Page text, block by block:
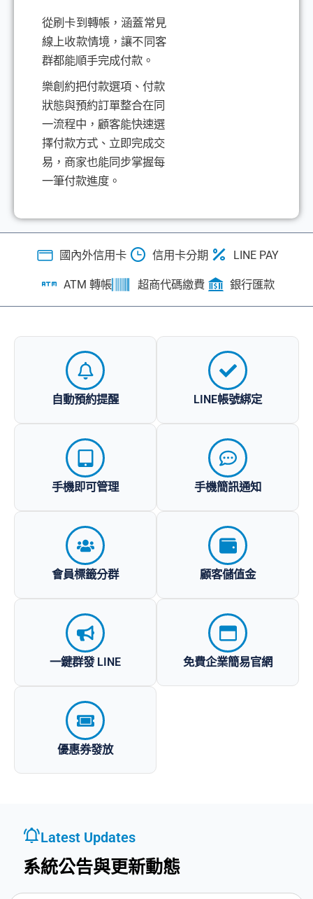
從刷卡到轉帳，涵蓋常見
線上收款情境，讓不同客
群都能順手完成付款。
樂創約把付款選項、付款
狀態與預約訂單整合在同
一流程中，顧客能快速選
擇付款方式、立即完成交
易，商家也能同步掌握每
一筆付款進度。
國內外信用卡 信用卡分期 LINE PAY
ATM 轉帳 超商代碼繳費 銀行匯款
自動預約提醒 LINE帳號綁定
手機即可管理 手機簡訊通知
會員標籤分群 顧客儲值金
一鍵群發 LINE 免費企業簡易官網
優惠券發放
Latest Updates
系統公告與更新動態